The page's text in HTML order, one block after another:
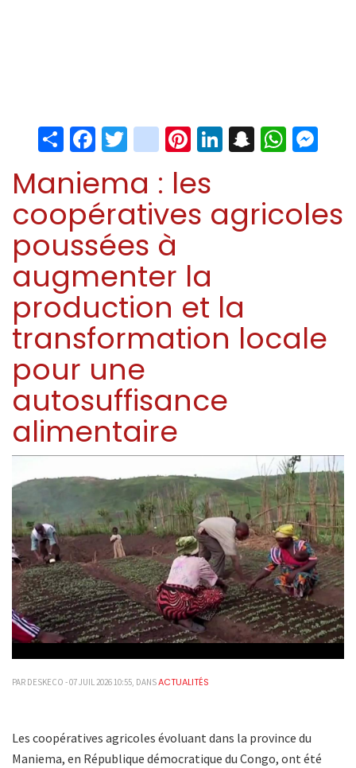
ShareFacebook
Twitter
instagram
Pinterest
LinkedIn
Snapchat
Maniema : les
coopératives agricoles
poussées à
augmenter la
production et la
transformation locale
pour une
autosuffisance
alimentaire
PAR DESKECO - 07 JUIL 2026 10:55, DANSACTUALITÉS
Les coopératives agricoles évoluant dans la province du
Maniema, en République démocratique du Congo, ont été